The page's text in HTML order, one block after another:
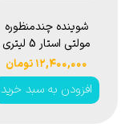
شوینده چندمنظوره
مولتی استار 5 لیتری
سوناکس مدل
Sonax Multistar
Universal Cleaner
۱۲,۴۰۰,۰۰۰ تومان
افزودن به سبد خرید